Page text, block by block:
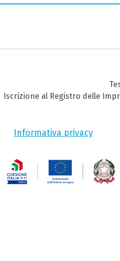
Iscrizione al Registro delle
Informativa privacy